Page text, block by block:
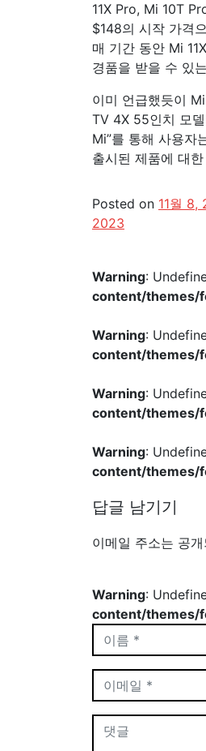
11X Pro, Mi 10T
$148의 시작 가격
매 기간 동안 Mi
경품을 받을 수 있
이미 언급했듯이
TV 4X 55인치 모
Mi”를 통해 사용자
출시된 제품에 대
Posted on 11월 8,
2023
Warning:
content/themes/
Warning:
content/themes/
Warning:
content/themes/
Warning:
content/themes/
답글 남기기
이메일 주소는 공
Warning:
content/themes/